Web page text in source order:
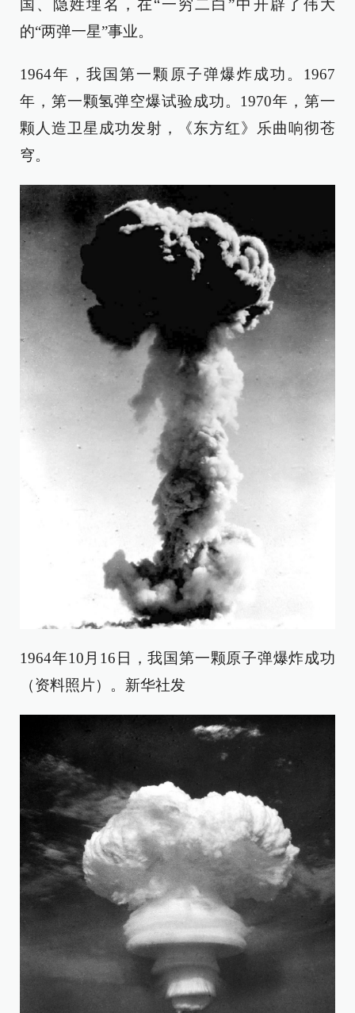
国、隐姓埋名，在“一穷二白”中开辟了伟大
的“两弹一星”事业。
1964年，我国第一颗原子弹爆炸成功。1967
年，第一颗氢弹空爆试验成功。1970年，第一
颗人造卫星成功发射，《东方红》乐曲响彻苍
穹。
1964年10月16日，我国第一颗原子弹爆炸成功
（资料照片）。新华社发